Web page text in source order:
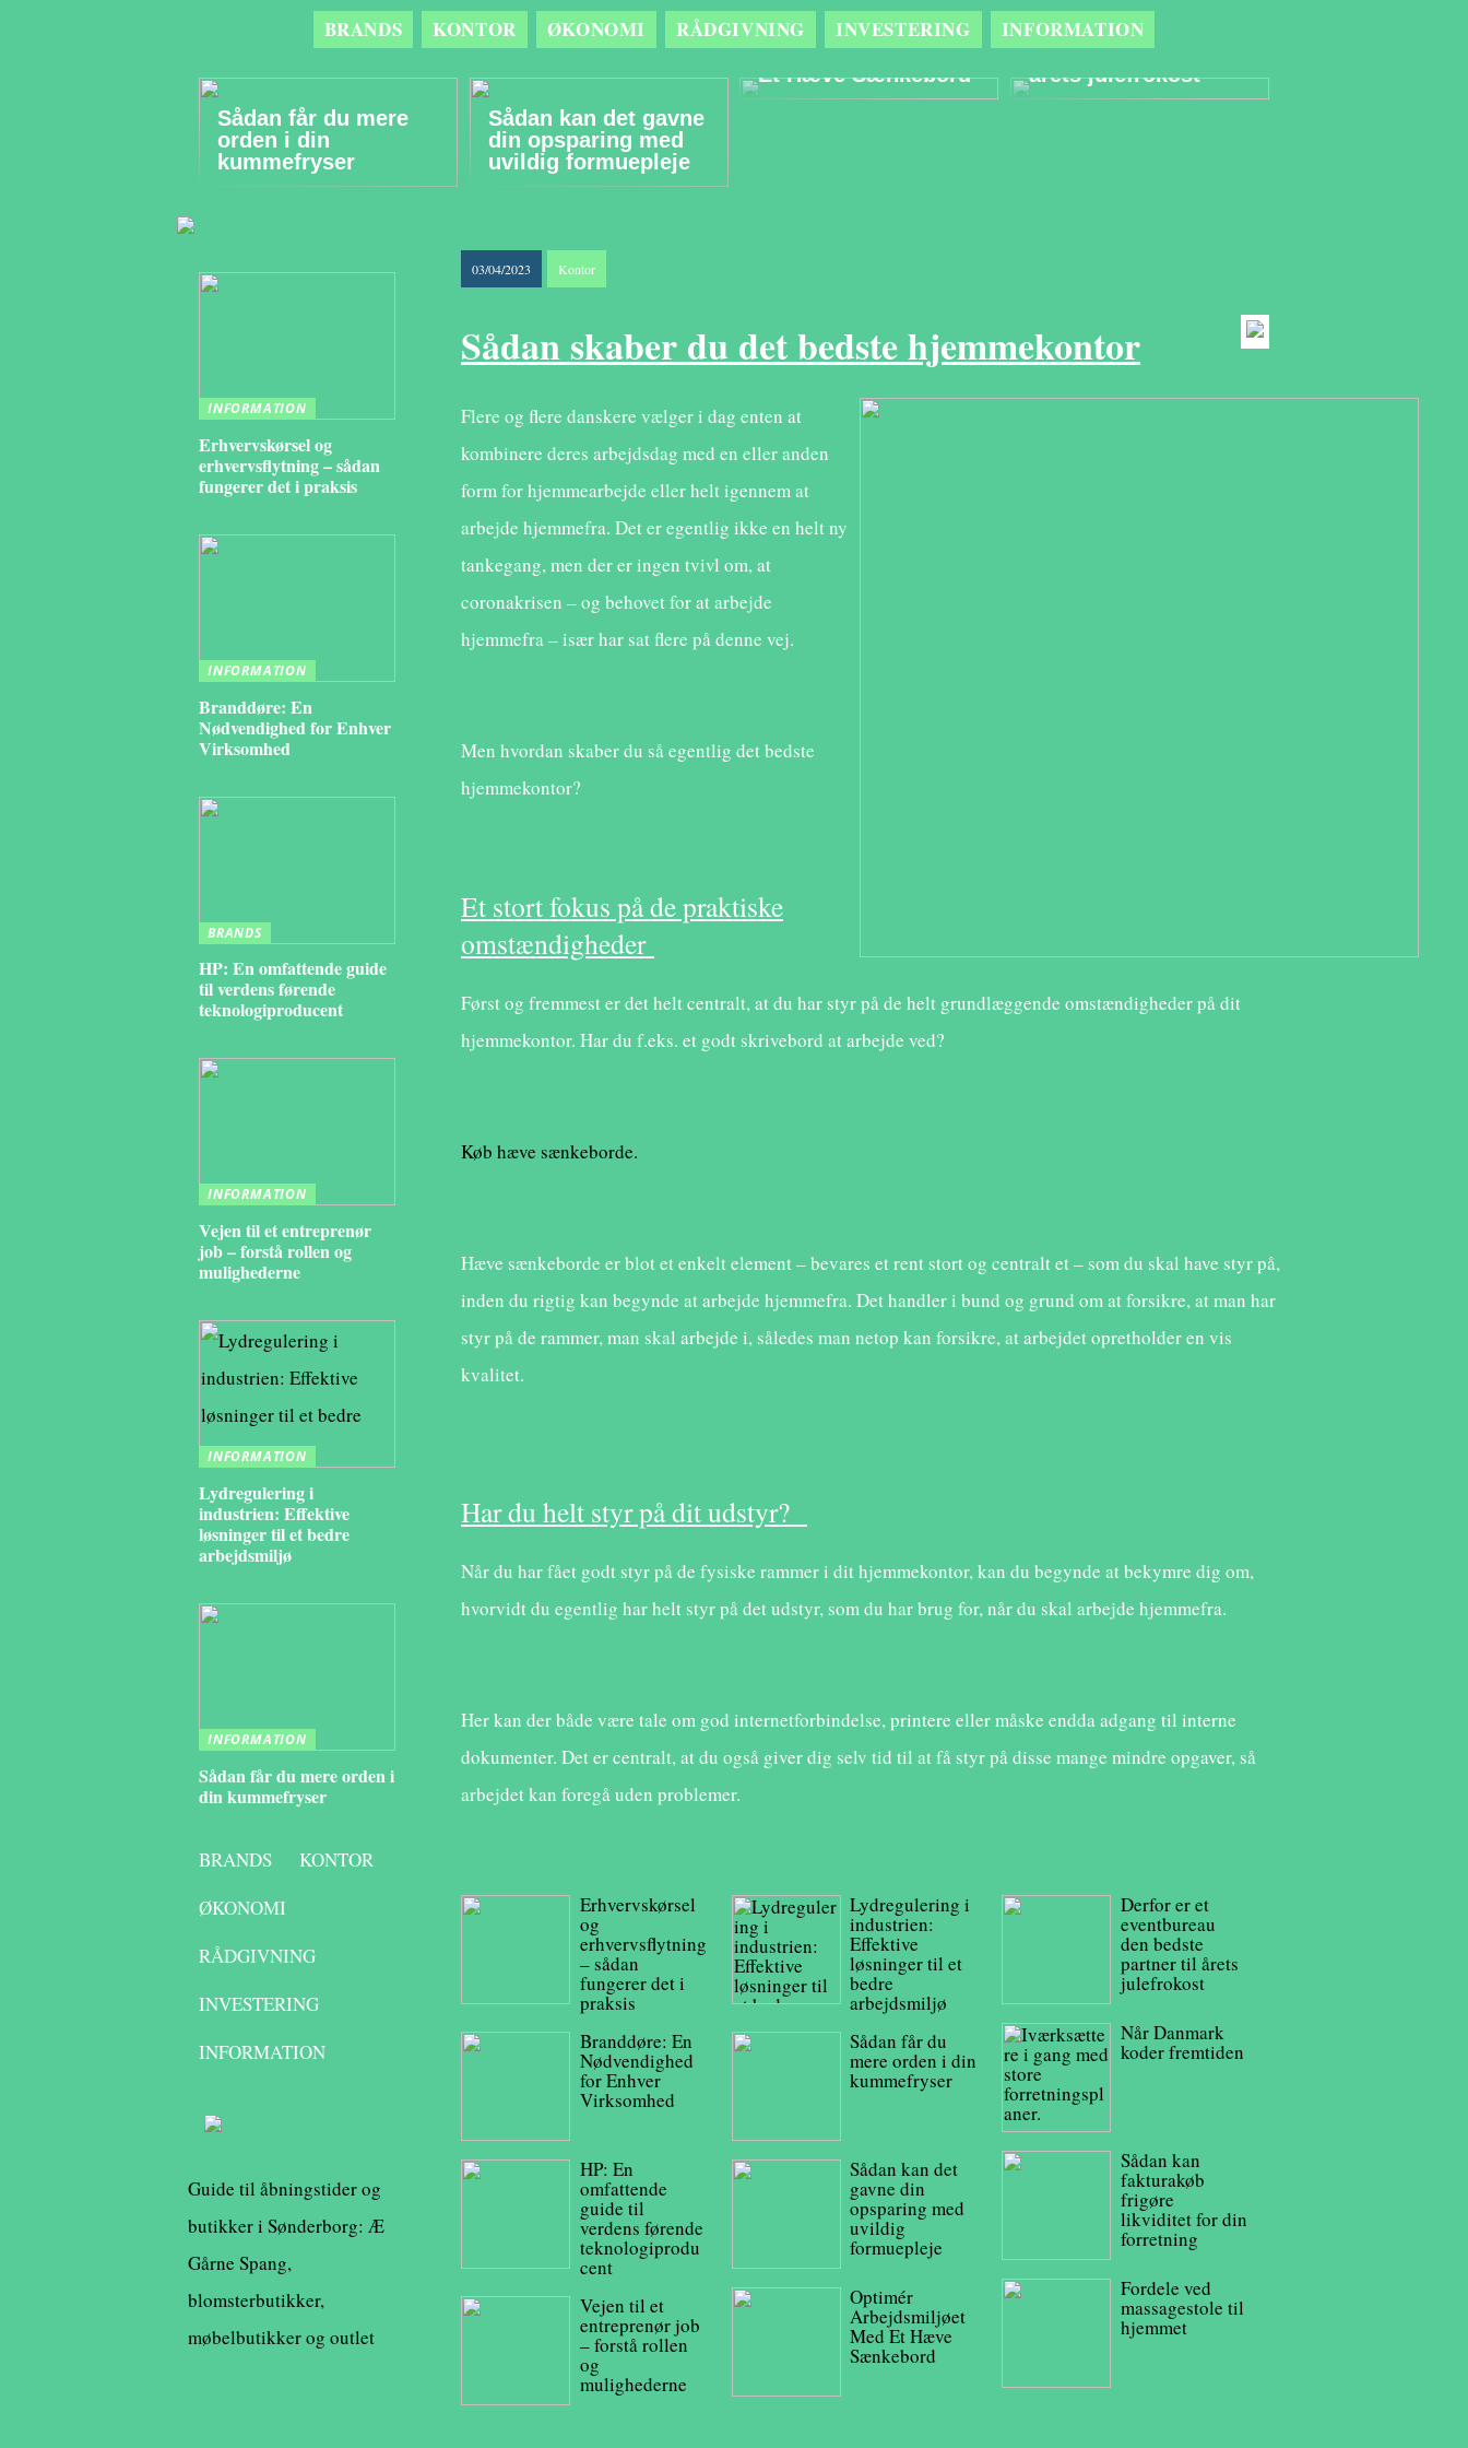
BRANDS KONTOR ØKONOMI RÅDGIVNING INVESTERING INFORMATION
Sådan får du mere
orden i din
kummefryser
Sådan kan det gavne
din opsparing med
uvildig formuepleje
Optimér
Arbejdsmiljøet Med
Et Hæve Sænkebord
Derfor er et
eventbureau den
bedste partner til
årets julefrokost
03/04/2023 Kontor
Sådan skaber du det bedste hjemmekontor
Flere og flere danskere vælger i dag enten at
kombinere deres arbejdsdag med en eller anden
form for hjemmearbejde eller helt igennem at
arbejde hjemmefra. Det er egentlig ikke en helt ny
tankegang, men der er ingen tvivl om, at
coronakrisen – og behovet for at arbejde
hjemmefra – især har sat flere på denne vej.
Men hvordan skaber du så egentlig det bedste
hjemmekontor?
Et stort fokus på de praktiske
omstændigheder
Først og fremmest er det helt centralt, at du har styr på de helt grundlæggende omstændigheder på dit
hjemmekontor. Har du f.eks. et godt skrivebord at arbejde ved?
Køb hæve sænkeborde.
Hæve sænkeborde er blot et enkelt element – bevares et rent stort og centralt et – som du skal have styr på,
inden du rigtig kan begynde at arbejde hjemmefra. Det handler i bund og grund om at forsikre, at man har
styr på de rammer, man skal arbejde i, således man netop kan forsikre, at arbejdet opretholder en vis
kvalitet.
Har du helt styr på dit udstyr?
Når du har fået godt styr på de fysiske rammer i dit hjemmekontor, kan du begynde at bekymre dig om,
hvorvidt du egentlig har helt styr på det udstyr, som du har brug for, når du skal arbejde hjemmefra.
Her kan der både være tale om god internetforbindelse, printere eller måske endda adgang til interne
dokumenter. Det er centralt, at du også giver dig selv tid til at få styr på disse mange mindre opgaver, så
arbejdet kan foregå uden problemer.
Erhvervskørsel
og
erhvervsflytning
– sådan
fungerer det i
praksis
Branddøre: En
Nødvendighed
for Enhver
Virksomhed
HP: En
omfattende
guide til
verdens førende
teknologiprodu
cent
Vejen til et
entreprenør job
– forstå rollen
og
mulighederne
Lydregulering i
industrien:
Effektive
løsninger til et
bedre
arbejdsmiljø
Sådan får du
mere orden i din
kummefryser
Sådan kan det
gavne din
opsparing med
uvildig
formuepleje
Optimér
Arbejdsmiljøet
Med Et Hæve
Sænkebord
Derfor er et
eventbureau
den bedste
partner til årets
julefrokost
Når Danmark
koder fremtiden
Sådan kan
fakturakøb
frigøre
likviditet for din
forretning
Fordele ved
massagestole til
hjemmet
INFORMATION
Erhvervskørsel og
erhvervsflytning – sådan
fungerer det i praksis
INFORMATION
Branddøre: En
Nødvendighed for Enhver
Virksomhed
BRANDS
HP: En omfattende guide
til verdens førende
teknologiproducent
INFORMATION
Vejen til et entreprenør
job – forstå rollen og
mulighederne
INFORMATION
Lydregulering i
industrien: Effektive
løsninger til et bedre
arbejdsmiljø
INFORMATION
Sådan får du mere orden i
din kummefryser
BRANDS
KONTOR
ØKONOMI
RÅDGIVNING
INVESTERING
INFORMATION
Guide til åbningstider og
butikker i Sønderborg: Æ
Gårne Spang,
blomsterbutikker,
møbelbutikker og outlet